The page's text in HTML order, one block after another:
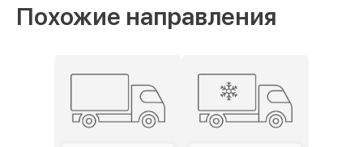
Похожие направления